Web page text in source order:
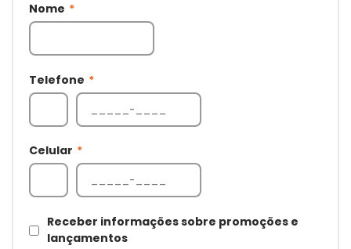
Nome *
Telefone *
Celular *
Receber informações sobre promoções e
lançamentos